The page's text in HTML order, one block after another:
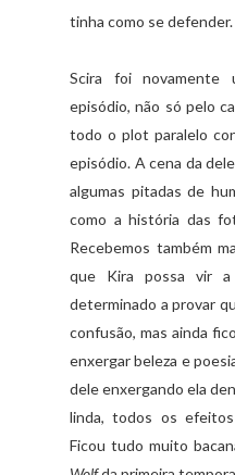
tinha como se defender.
Scira foi novamente
episódio, não só pelo
todo o plot paralelo
episódio. A cena da
algumas pitadas de
como a história das
Recebemos também
que Kira possa vir
determinado a provar
confusão, mas ainda
enxergar beleza e
dele enxergando ela
linda, todos os
Ficou tudo muito